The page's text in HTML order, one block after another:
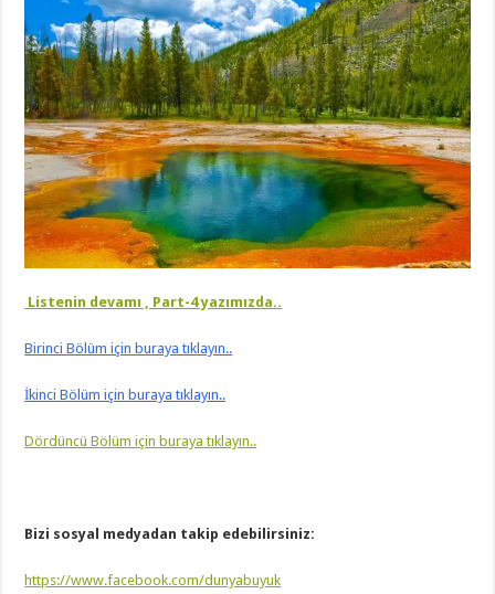
Listenin devamı , Part-4 yazımızda..
Birinci Bölüm için buraya tıklayın..
İkinci Bölüm için buraya tıklayın..
Dördüncü Bölüm için buraya tıklayın..
Bizi sosyal medyadan takip edebilirsiniz:
https://www.facebook.com/dunyabuyuk